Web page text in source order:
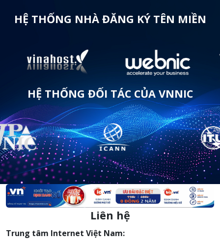
HỆ THỐNG NHÀ ĐĂNG KÝ TÊN MIỀN
HỆ THỐNG ĐỐI TÁC CỦA VNNIC
Liên hệ
Trung tâm Internet Việt Nam: